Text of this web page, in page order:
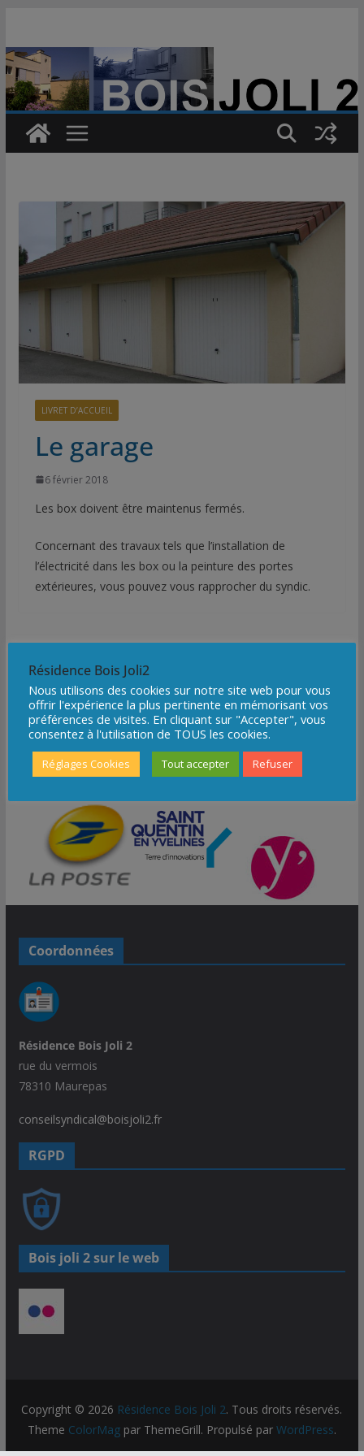
contenu
LIVRET D’ACCUEIL
Le garage
6 février 2018
Les box doivent être maintenus fermés.
Concernant des travaux tels que l’installation de
l’électricité dans les box ou la peinture des portes
extérieures, vous pouvez vous rapprocher du syndic.
Coordonnées
Résidence Bois Joli 2
rue du vermois
78310 Maurepas
conseilsyndical@boisjoli2.fr
RGPD
Bois joli 2 sur le web
Copyright © 2026 Résidence Bois Joli 2. Tous droits réservés.
Theme ColorMagpar ThemeGrill. Propulsé par WordPress.
Résidence Bois Joli2
Nous utilisons des cookies sur notre site web pour vous
offrir l'expérience la plus pertinente en mémorisant vos
préférences de visites. En cliquant sur "Accepter", vous
consentez à l'utilisation de TOUS les cookies.
Réglages Cookies Tout accepter Refuser